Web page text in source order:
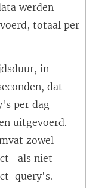
werden
totaal per
in
dat
per dag
uitgevoerd.
zowel
als niet-
query's.